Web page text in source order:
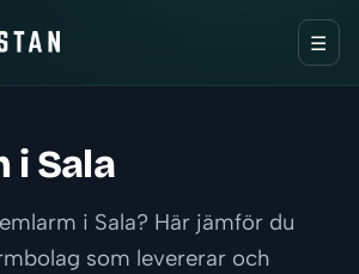
☰
i Sala
i Sala? Här jämför du
som levererar och